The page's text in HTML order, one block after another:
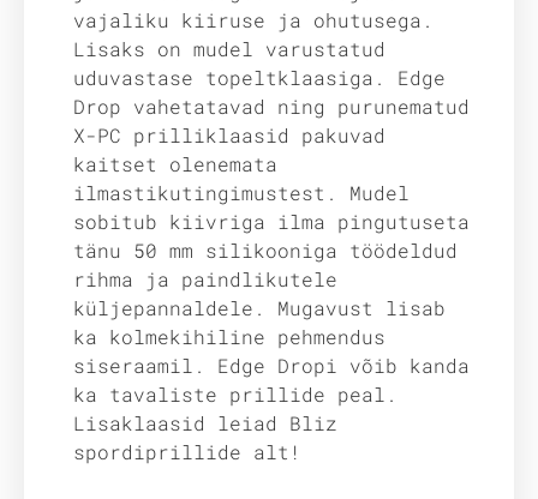
vajaliku kiiruse ja ohutusega.
Lisaks on mudel varustatud
uduvastase topeltklaasiga. Edge
Drop vahetatavad ning purunematud
X-PC prilliklaasid pakuvad
kaitset olenemata
ilmastikutingimustest. Mudel
sobitub kiivriga ilma pingutuseta
tänu 50 mm silikooniga töödeldud
rihma ja paindlikutele
küljepannaldele. Mugavust lisab
ka kolmekihiline pehmendus
siseraamil. Edge Dropi võib kanda
ka tavaliste prillide peal.
Lisaklaasid leiad Bliz
spordiprillide alt!